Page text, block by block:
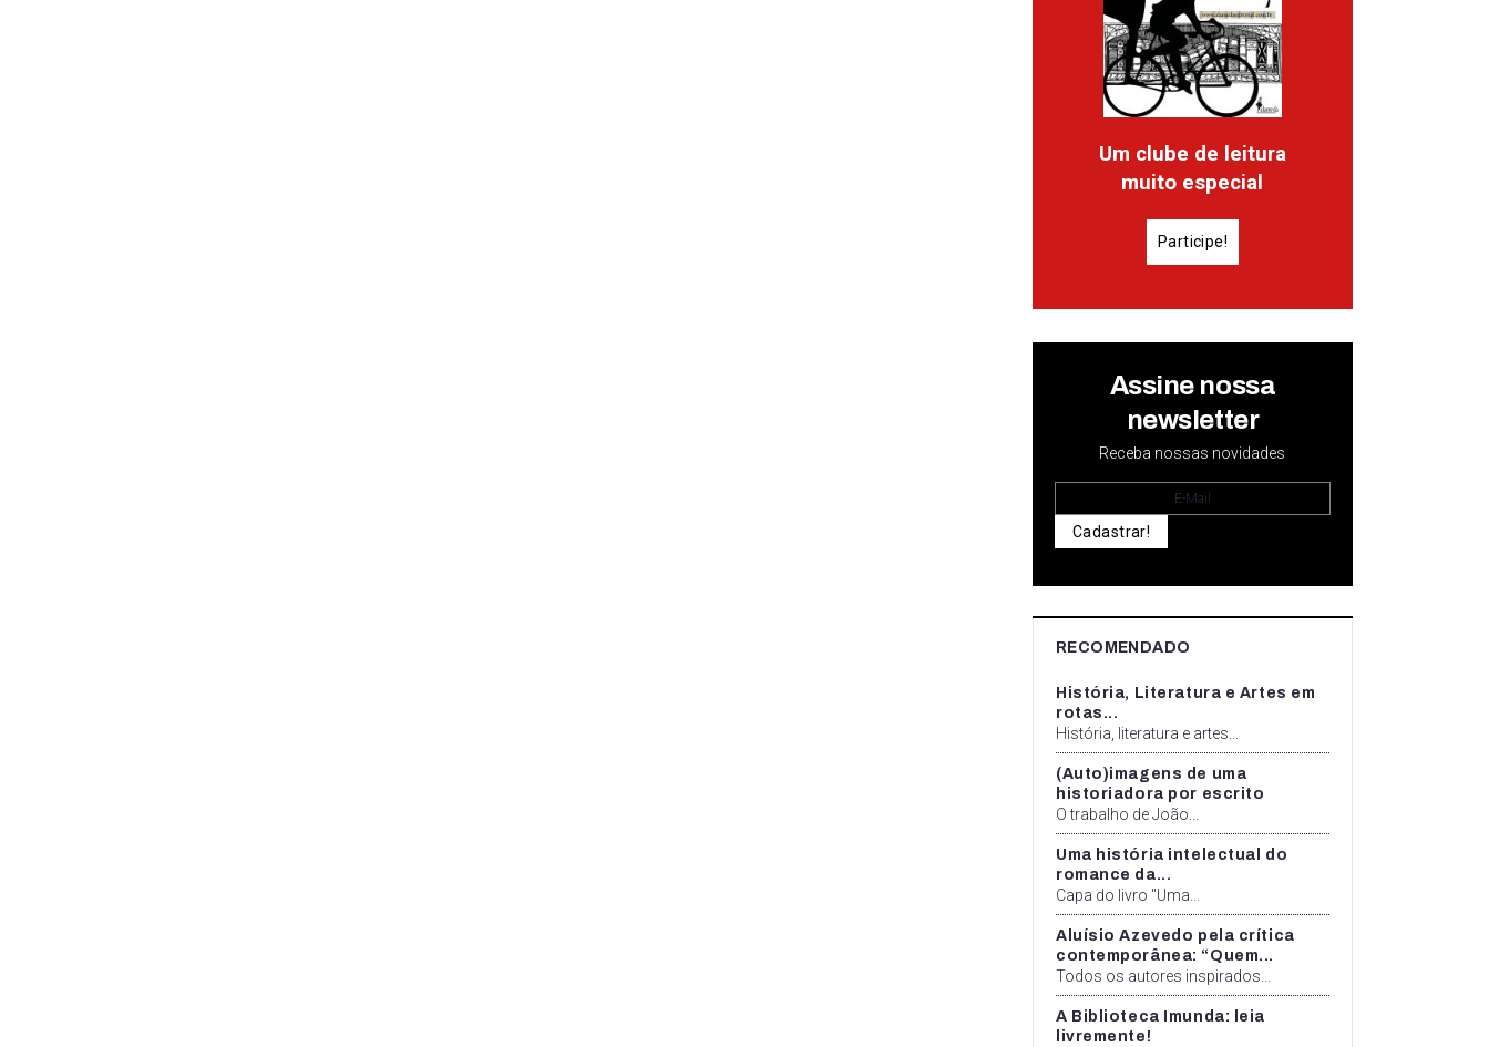
Um clube de leitura
muito especial
Participe!
Assine nossa
newsletter
Receba nossas novidades
Cadastrar!
RECOMENDADO
História, Literatura e Artes em
rotas...
História, literatura e artes...
(Auto)imagens de uma
historiadora por escrito
O trabalho de João...
Uma história intelectual do
romance da...
Capa do livro "Uma...
Aluísio Azevedo pela crítica
contemporânea: “Quem...
Todos os autores inspirados...
A Biblioteca Imunda: leia
livremente!